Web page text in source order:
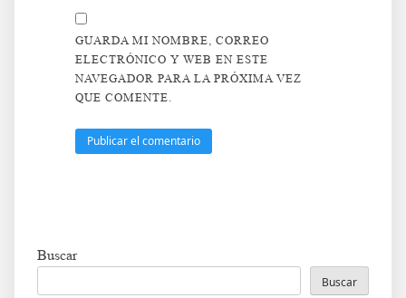
GUARDA MI NOMBRE, CORREO
ELECTRÓNICO Y WEB EN ESTE
NAVEGADOR PARA LA PRÓXIMA VEZ
QUE COMENTE.
Buscar
Buscar